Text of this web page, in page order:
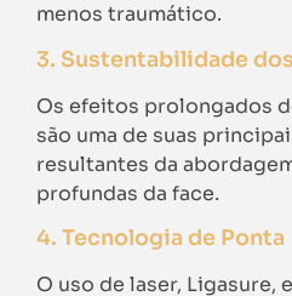
menos traumático.
3. Sustentabilidade
Os efeitos prolongados
são uma de suas
resultantes da
profundas da face.
4. Tecnologia de Ponta
O uso de laser, Ligasure,